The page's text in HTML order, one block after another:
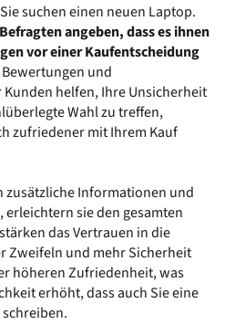
suchen einen neuen Laptop.
angeben, dass es ihnen
vor einer Kaufentscheidung
und
helfen, Ihre Unsicherheit
Wahl zu treffen,
zufriedener mit Ihrem Kauf
Informationen und
sie den gesamten
das Vertrauen in die
Zweifeln und mehr Sicherheit
höheren Zufriedenheit, was
erhöht, dass auch Sie eine
schreiben.